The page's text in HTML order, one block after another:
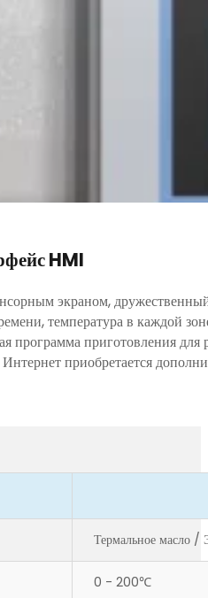
HMI
экраном,
температура в каждой
программа приготовления для
приобретается
Термальное масло /
0 - 200℃